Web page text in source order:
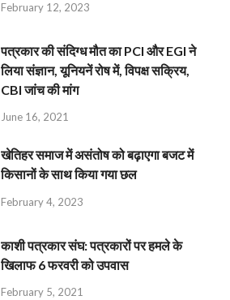
February 12, 2023
पत्रकार की संदिग्ध मौत का PCI और EGI ने
लिया संज्ञान, यूनियनें रोष में, विपक्ष सक्रिय,
CBI जांच की मांग
June 16, 2021
खेतिहर समाज में असंतोष को बढ़ाएगा बजट में
किसानों के साथ किया गया छल
February 4, 2023
काशी पत्रकार संघ: पत्रकारों पर हमले के
खिलाफ 6 फरवरी को उपवास
February 5, 2021